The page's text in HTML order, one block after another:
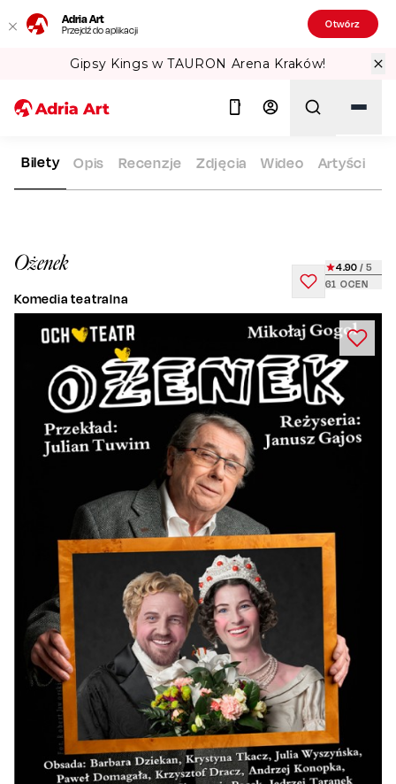
Adria Art
Przejdź do aplikacji Otwórz
Gipsy Kings w TAURON Arena Kraków!
ADRIA ART REPERTUAR OŻENEK
Ożenek
Komedia teatralna
61 OCEN
4.90 / 5
Bilety Opis Recenzje Zdjęcia Wideo Artyści